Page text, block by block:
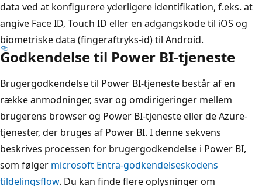
data ved at konfigurere yderligere identifikation, f.eks. at
angive Face ID, Touch ID eller en adgangskode til iOS og
biometriske data (fingeraftryks-id) til Android.
Godkendelse til Power BI-tjeneste
Brugergodkendelse til Power BI-tjeneste består af en
række anmodninger, svar og omdirigeringer mellem
brugerens browser og Power BI-tjeneste eller de Azure-
tjenester, der bruges af Power BI. I denne sekvens
beskrives processen for brugergodkendelse i Power BI,
som følger microsoft Entra-godkendelseskodens
tildelingsflow. Du kan finde flere oplysninger om